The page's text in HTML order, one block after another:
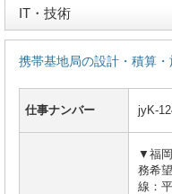
IT・技術
携帯基地局の設計・積算・
仕事ナンバー jyK-
▼福
務希
線：